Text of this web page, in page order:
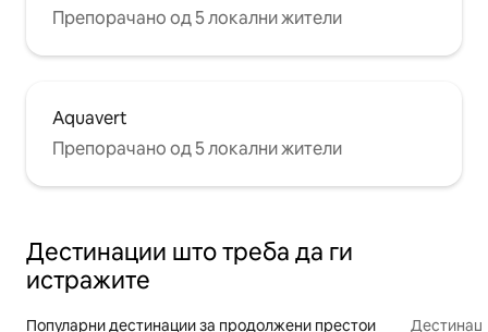
Препорачано од 5 локални жители
Aquavert
Препорачано од 5 локални жители
Дестинации што треба да ги
истражите
Популарни дестинации за продолжени престои